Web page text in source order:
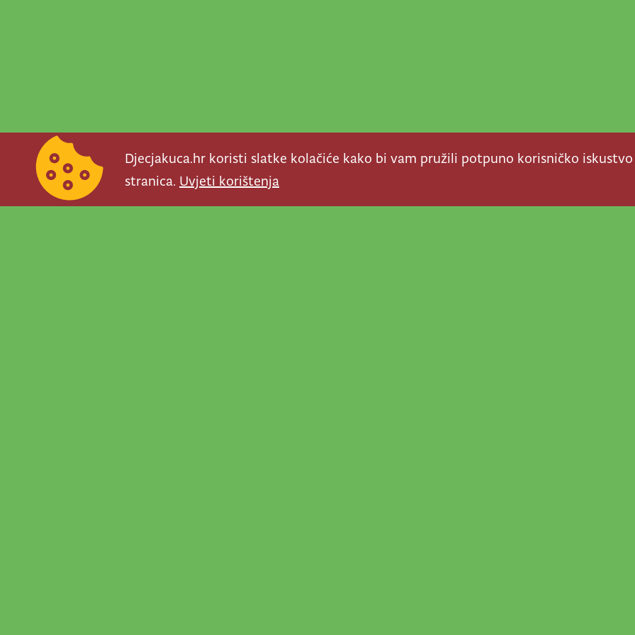
Djecjakuca.hr koristi slatke kolačiće kako bi vam pružili potpuno korisničko
stranica. Uvjeti korištenja